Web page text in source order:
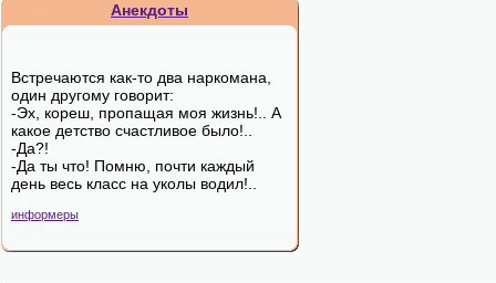
Анекдоты
Встречаются как-то два наркомана,
один другому говорит:
-Эх, кореш, пропащая моя жизнь!.. А
какое детство счастливое было!..
-Да?!
-Да ты что! Помню, почти каждый
день весь класс на уколы водил!..
информеры